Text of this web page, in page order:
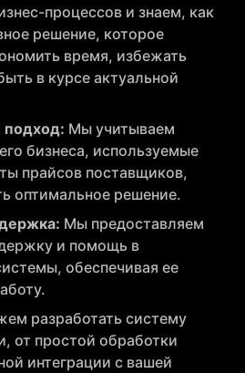
процессов и знаем, как
решение, которое
время, избежать
в курсе актуальной
подход: Мы учитываем
бизнеса, используемые
прайсов поставщиков,
оптимальное решение.
Мы предоставляем
и помощь в
обеспечивая ее
разработать систему
от простой обработки
интеграции с вашей